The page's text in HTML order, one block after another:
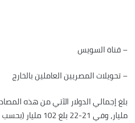
– قناة السويس
– تحويلات المصريين العاملين بالخارج
مليار، وفي 21-22 بلغ 102 مليار (بحسب بيانات البنك المركزي).